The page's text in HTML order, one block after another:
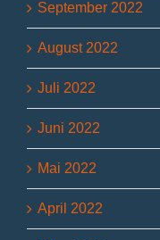
September 2022
August 2022
Juli 2022
Juni 2022
Mai 2022
April 2022